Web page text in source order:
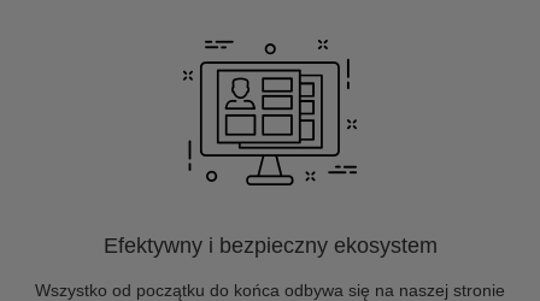
Efektywny i bezpieczny ekosystem
Wszystko od początku do końca odbywa się na naszej stronie